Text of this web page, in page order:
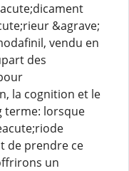
&agrave;
vendu en
des
la cognition et le
terme: lorsque
de prendre ce
un